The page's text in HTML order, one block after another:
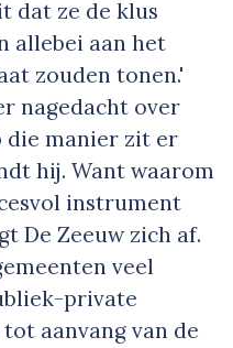
dat ze de klus
allebei aan het
zouden tonen.'
nagedacht over
die manier zit er
hij. Want waarom
instrument
De Zeeuw zich af.
veel
private
aanvang van de